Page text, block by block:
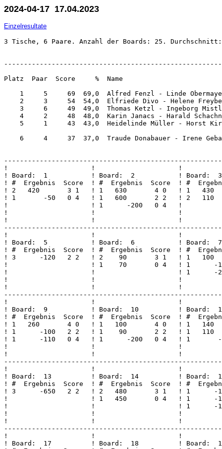
2024-04-17 17.04.2023
Einzelresultate
3 Tische, 6 Paare. Anzahl der Boards: 25.
Platz  Paar  Score     %  Name
1     5     69  69,0  Alfred Fenzl - Linde
2     3     54  54,0  Elfriede Divo - Helene
3     6     49  49,0  Thomas Ketzl - Ingeborg
4     2     48  48,0  Karin Janacs - Harald
5     1     43  43,0  Heidelinde Müller -
6     4     37  37,0  Traude Donabauer - Irene
!                     !                     !
! Board:  1           ! Board:  2           !
! #  Ergebnis  Score  ! #  Ergebnis  Score  ! #
! 2   420       3 1   ! 1   630       4 0   ! 1
! 1       -50   0 4   ! 1   600       2 2   ! 2
!                     ! 1      -200   0 4   !
!                     !                     !
!                     !                     !
!                     !                     !
! Board:  5           ! Board:  6           !
! #  Ergebnis  Score  ! #  Ergebnis  Score  ! #
! 3      -120   2 2   ! 2    90       3 1   ! 1
!                     ! 1    70       0 4   ! 1      -
!                     !                     ! 1      -200
!                     !                     !
!                     !                     !
!                     !                     !
! Board:  9           ! Board:  10          ! Board:
! #  Ergebnis  Score  ! #  Ergebnis  Score  ! #
! 1   260       4 0   ! 1   100       4 0   ! 1
! 1      -100   2 2   ! 1    90       2 2   ! 1
! 1      -110   0 4   ! 1      -200   0 4   ! 1
!                     !                     !
!                     !                     !
!                     !                     !
! Board:  13          ! Board:  14          !
! #  Ergebnis  Score  ! #  Ergebnis  Score  ! #
! 3      -650   2 2   ! 2   480       3 1   ! 1      -
!                     ! 1   450       0 4   ! 1      -
!                     !                     ! 1      -
!                     !                     !
!                     !                     !
!                     !                     !
! Board:  17          ! Board:  18          !